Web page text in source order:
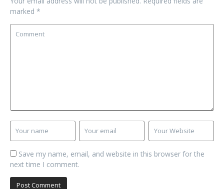
marked *
Save my name, email, and website in this browser for the
next time I comment.